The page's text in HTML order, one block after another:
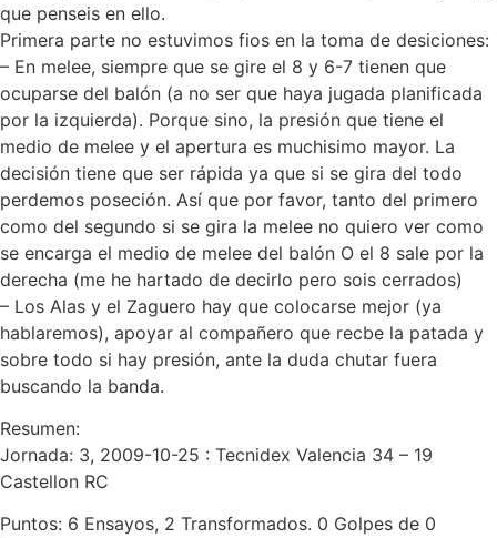
que penseis en ello.
Primera parte no estuvimos fios en la toma de desiciones:
– En melee, siempre que se gire el 8 y 6-7 tienen que
ocuparse del balón (a no ser que haya jugada planificada
por la izquierda). Porque sino, la presión que tiene el
medio de melee y el apertura es muchisimo mayor. La
decisión tiene que ser rápida ya que si se gira del todo
perdemos poseción. Así que por favor, tanto del primero
como del segundo si se gira la melee no quiero ver como
se encarga el medio de melee del balón O el 8 sale por la
derecha (me he hartado de decirlo pero sois cerrados)
– Los Alas y el Zaguero hay que colocarse mejor (ya
hablaremos), apoyar al compañero que recbe la patada y
sobre todo si hay presión, ante la duda chutar fuera
buscando la banda.
Resumen:
Jornada: 3, 2009-10-25 : Tecnidex Valencia 34 – 19
Castellon RC
Puntos: 6 Ensayos, 2 Transformados. 0 Golpes de 0